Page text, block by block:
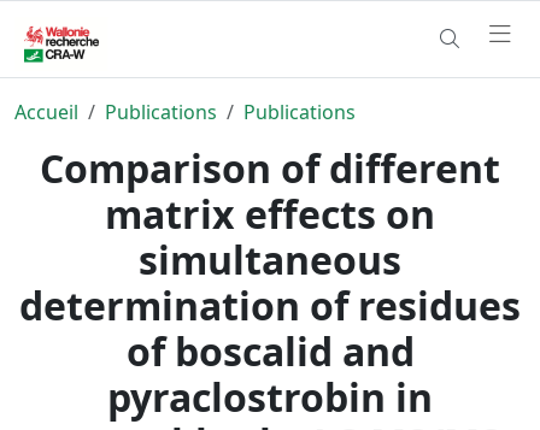
Accueil Publications Publications
Comparison of different
matrix effects on
simultaneous
determination of residues
of boscalid and
pyraclostrobin in